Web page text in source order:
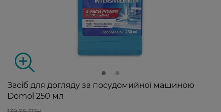
Засіб для догляду за посудомийної машиною
Domol 250 мл